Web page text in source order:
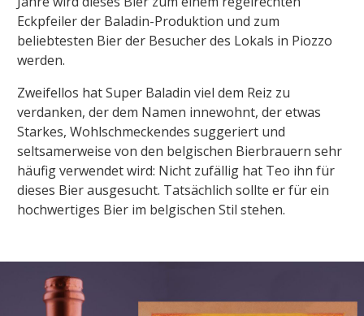
Eckpfeiler der Baladin-Produktion und zum
beliebtesten Bier der Besucher des Lokals in Piozzo
werden.
Zweifellos hat Super Baladin viel dem Reiz zu
verdanken, der dem Namen innewohnt, der etwas
Starkes, Wohlschmeckendes suggeriert und
seltsamerweise von den belgischen Bierbrauern sehr
häufig verwendet wird: Nicht zufällig hat Teo ihn für
dieses Bier ausgesucht. Tatsächlich sollte er für ein
hochwertiges Bier im belgischen Stil stehen.